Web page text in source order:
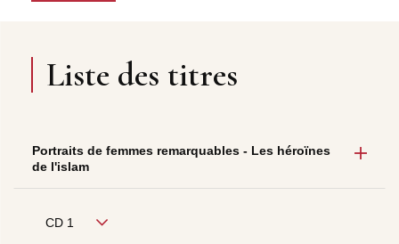
Liste des titres
Portraits de femmes remarquables - Les héroïnes
de l'islam
CD 1